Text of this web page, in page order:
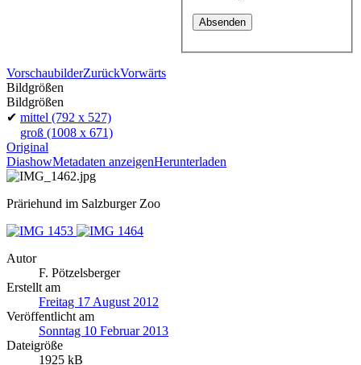
VorschaubilderZurückVorwärts
Bildgrößen
Bildgrößen
✔ mittel (792 x 527)
groß (1008 x 671)
Original
DiashowMetadaten anzeigenHerunterladen
Präriehund im Salzburger Zoo
Autor
F. Pötzelsberger
Erstellt am
Freitag 17 August 2012
Veröffentlicht am
Sonntag 10 Februar 2013
Dateigröße
1925 kB